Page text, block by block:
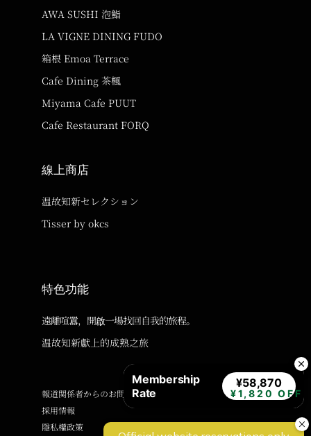
AWA SUSHI 泡鮨
LA VIGNE DINING FUDO
箱根 Emoa Terrace
Cafe Dining 茶楓
Miyama Cafe PUUT
Cafe Restaurant FORQ
線上商店
温故知新セレクション
Tisser by okcs
特色功能
遠離喧囂，開啟一場找回自我的旅程。
温故知新獻上的成熟之旅
報道関係者からのお問い合わせ
採用情報
隱私權政策
Membership
Rate
¥58,870
¥1,820 OFF